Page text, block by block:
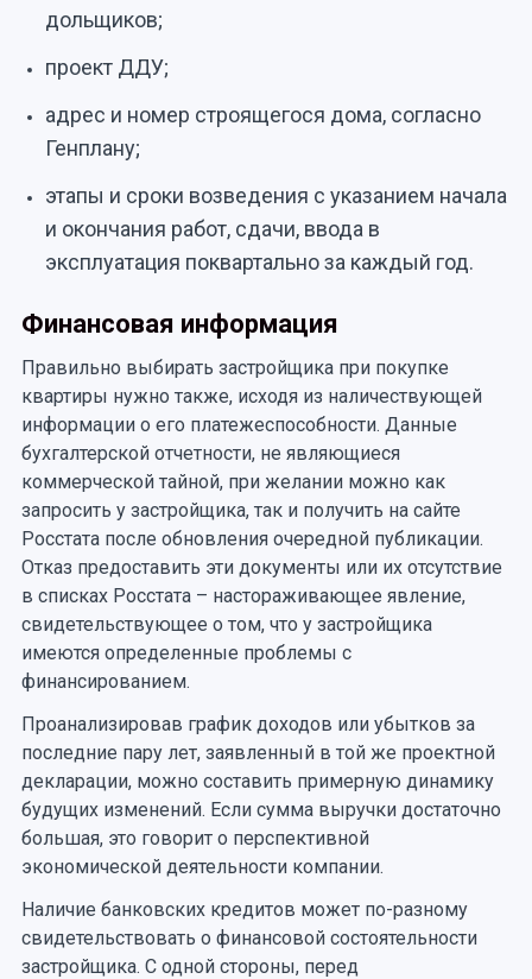
дольщиков;
проект ДДУ;
адрес и номер строящегося дома, согласно
Генплану;
этапы и сроки возведения с указанием начала
и окончания работ, сдачи, ввода в
эксплуатация поквартально за каждый год.
Финансовая информация
Правильно выбирать застройщика при покупке
квартиры нужно также, исходя из наличествующей
информации о его платежеспособности. Данные
бухгалтерской отчетности, не являющиеся
коммерческой тайной, при желании можно как
запросить у застройщика, так и получить на сайте
Росстата после обновления очередной публикации.
Отказ предоставить эти документы или их отсутствие
в списках Росстата – настораживающее явление,
свидетельствующее о том, что у застройщика
имеются определенные проблемы с
финансированием.
Проанализировав график доходов или убытков за
последние пару лет, заявленный в той же проектной
декларации, можно составить примерную динамику
будущих изменений. Если сумма выручки достаточно
большая, это говорит о перспективной
экономической деятельности компании.
Наличие банковских кредитов может по-разному
свидетельствовать о финансовой состоятельности
застройщика. С одной стороны, перед